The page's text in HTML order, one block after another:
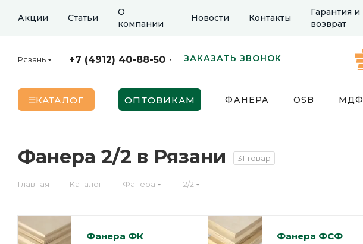
Акции Статьи
О
компании
Новости Контакты
Гарантия и
возврат
Рязань +7 (4912) 40-88-50 ЗАКАЗАТЬ ЗВОНОК
КАТАЛОГ ОПТОВИКАМ ФАНЕРА OSB МДФ
Фанера 2/2 в Рязани 31 товар
Главная — Каталог — Фанера — 2/2
Фанера ФК Фанера ФСФ